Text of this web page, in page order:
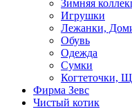
Зимняя
Игрушки
Лежанки,
Обувь
Одежда
Сумки
Когтеточки,
Фирма Зевс
Чистый котик